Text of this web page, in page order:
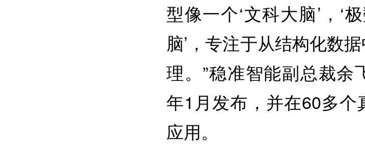
型像一个‘文科大脑’，‘
脑’，专注于从结构化数
理。”稳准智能副总裁余
年1月发布，并在60多
应用。